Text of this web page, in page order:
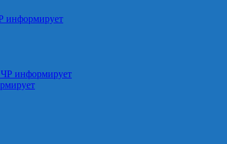
информирует